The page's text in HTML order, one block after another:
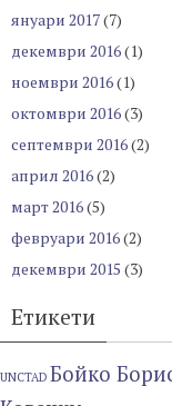
януари 2017(7)
декември 2016(1)
ноември 2016(1)
октомври 2016(3)
септември 2016(2)
април 2016(2)
март 2016(5)
февруари 2016(2)
декември 2015 (3)
Етикети
UNCTAD Бойко